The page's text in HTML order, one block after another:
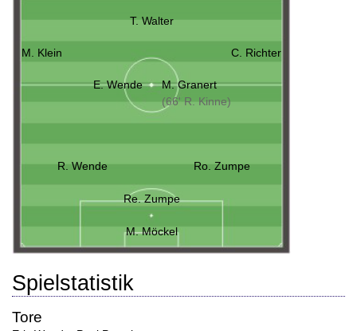
T. Walter
M. Klein C. Richter
E. Wende
M. Granert
(66' R. Kinne)
R. Wende Ro. Zumpe
Re. Zumpe
M. Möckel
Spielstatistik
Tore